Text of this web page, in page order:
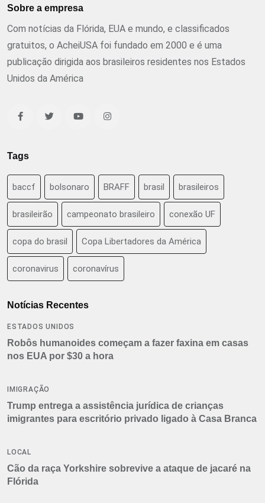
Sobre a empresa
Com notícias da Flórida, EUA e mundo, e classificados
gratuitos, o AcheiUSA foi fundado em 2000 e é uma
publicação dirigida aos brasileiros residentes nos Estados
Unidos da América
Tags
baccf bolsonaro BRAFF brasil brasileiros
brasileirão campeonato brasileiro conexão UF
copa do brasil Copa Libertadores da América
coronavirus coronavírus
Notícias Recentes
ESTADOS UNIDOS
Robôs humanoides começam a fazer faxina em casas
nos EUA por $30 a hora
IMIGRAÇÃO
Trump entrega a assistência jurídica de crianças
imigrantes para escritório privado ligado à Casa Branca
LOCAL
Cão da raça Yorkshire sobrevive a ataque de jacaré na
Flórida